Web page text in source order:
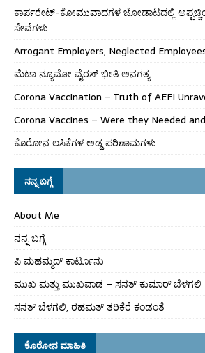
ಕಾರ್ಪರೇಟ್-ಕೋಮುವಾದಗಳ ಜೋಡಾಟದಲ್ಲಿ
ಸೇವೆಗಳು
Arrogant Employers, Neglected
ಮೆಟಾ ನ್ಯೂಮೋ ವೈರಸ್ ಭೀತಿ ಅನಗತ್ಯ
Corona Vaccination – Truth of AEFI
Corona Vaccines – Were they Needed
ಕೊರೋನ ಲಸಿಕೆಗಳ ಅಡ್ಡ ಪರಿಣಾಮಗಳು
ನನ್ನ ಬಗ್ಗೆ
About Me
ನನ್ನ ಬಗ್ಗೆ
ಪಿ ಮಹಮ್ಮದ್ ಕಾರ್ಟೂನು
ಮುಖ ಮತ್ತು ಮುಖವಾಡ – ಸನತ್ ಕುಮಾರ್ ಬೆಳಗಲಿ
ಸನತ್ ಬೆಳಗಲಿ, ರಹಮತ್ ತರಿಕೆರೆ ಕಂಡಂತೆ
ಕೊರೋನ ಮಾಹಿತಿ